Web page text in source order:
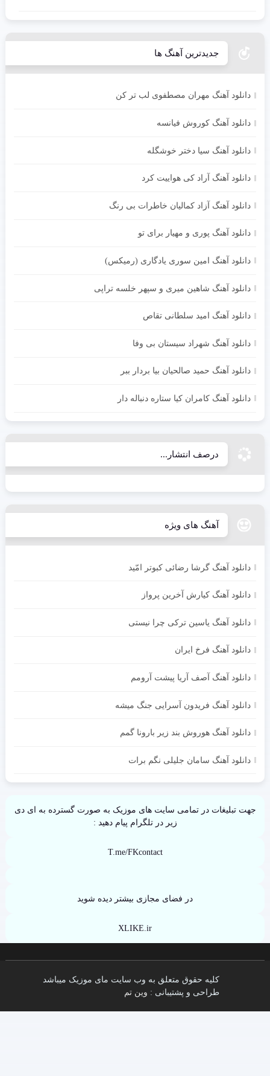
جدیدترین آهنگ ها
دانلود آهنگ مهران مصطفوی لب تر کن
دانلود آهنگ کوروش فیانسه
دانلود آهنگ سیا دختر خوشگله
دانلود آهنگ آراد کی هواییت کرد
دانلود آهنگ آزاد کمالیان خاطرات بی رنگ
دانلود آهنگ پوری و مهیار برای تو
دانلود آهنگ امین سوری یادگاری (رمیکس)
دانلود آهنگ شاهین میری و سپهر خلسه تراپی
دانلود آهنگ امید سلطانی تقاص
دانلود آهنگ شهراد سیستان بی وفا
دانلود آهنگ حمید صالحیان بیا بردار ببر
دانلود آهنگ کامران کیا ستاره دنباله دار
درصف انتشار...
آهنگ های ویژه
دانلود آهنگ گرشا رضائی کبوتر امّید
دانلود آهنگ کیارش آخرین پرواز
دانلود آهنگ یاسین ترکی چرا نیستی
دانلود آهنگ فرخ ایران
دانلود آهنگ آصف آریا پیشت آرومم
دانلود آهنگ فریدون آسرایی جنگ میشه
دانلود آهنگ هوروش بند زیر بارونا گمم
دانلود آهنگ سامان جلیلی نگم برات
جهت تبلیغات در تمامی سایت های موزیک به صورت گسترده به ای دی
زیر در تلگرام پیام دهید :
T.me/FKcontact
در فضای مجازی بیشتر دیده شوید
XLIKE.ir
کلیه حقوق متعلق به وب سایت مای موزیک میباشد
طراحی و پشتیبانی : وین تم